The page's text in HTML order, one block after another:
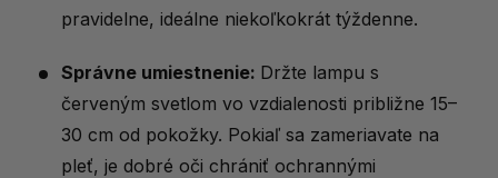
pravidelne, ideálne niekoľkokrát týždenne.
Správne umiestnenie: Držte lampu s
červeným svetlom vo vzdialenosti približne 15–
30 cm od pokožky. Pokiaľ sa zameriavate na
pleť, je dobré oči chrániť ochrannými